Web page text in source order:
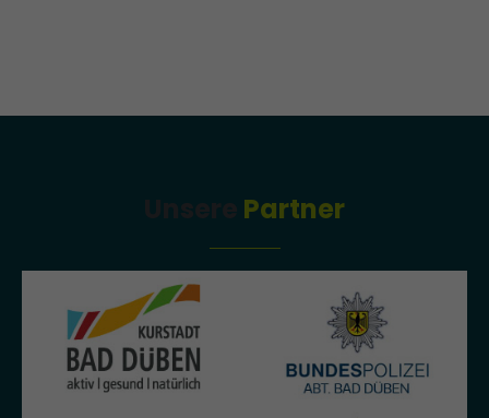
Aenean commodo ligula eget dolor. Aenean massa. Cum sociis
Partner